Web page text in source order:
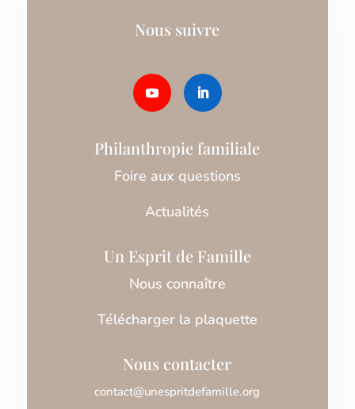
Nous suivre
Philanthropie familiale
Foire aux questions
Actualités
Un Esprit de Famille
Nous connaître
Télécharger la plaquette
Nous contacter
contact@unespritdefamille.org